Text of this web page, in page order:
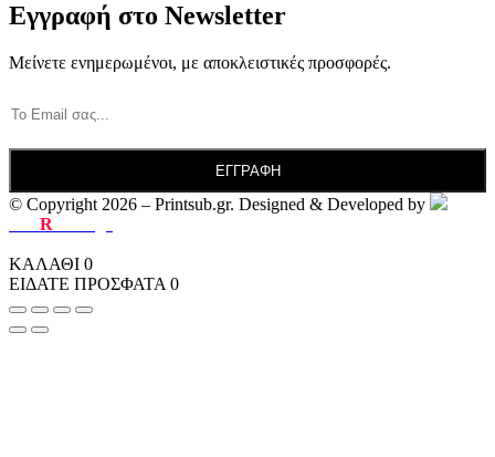
Εγγραφή στο Newsletter
Μείνετε ενημερωμένοι, με αποκλειστικές προσφορές.
© Copyright 2026 – Printsub.gr. Designed & Developed by
R
ΚΑΛΑΘΙ 0
ΕΙΔΑΤΕ ΠΡΟΣΦΑΤΑ 0